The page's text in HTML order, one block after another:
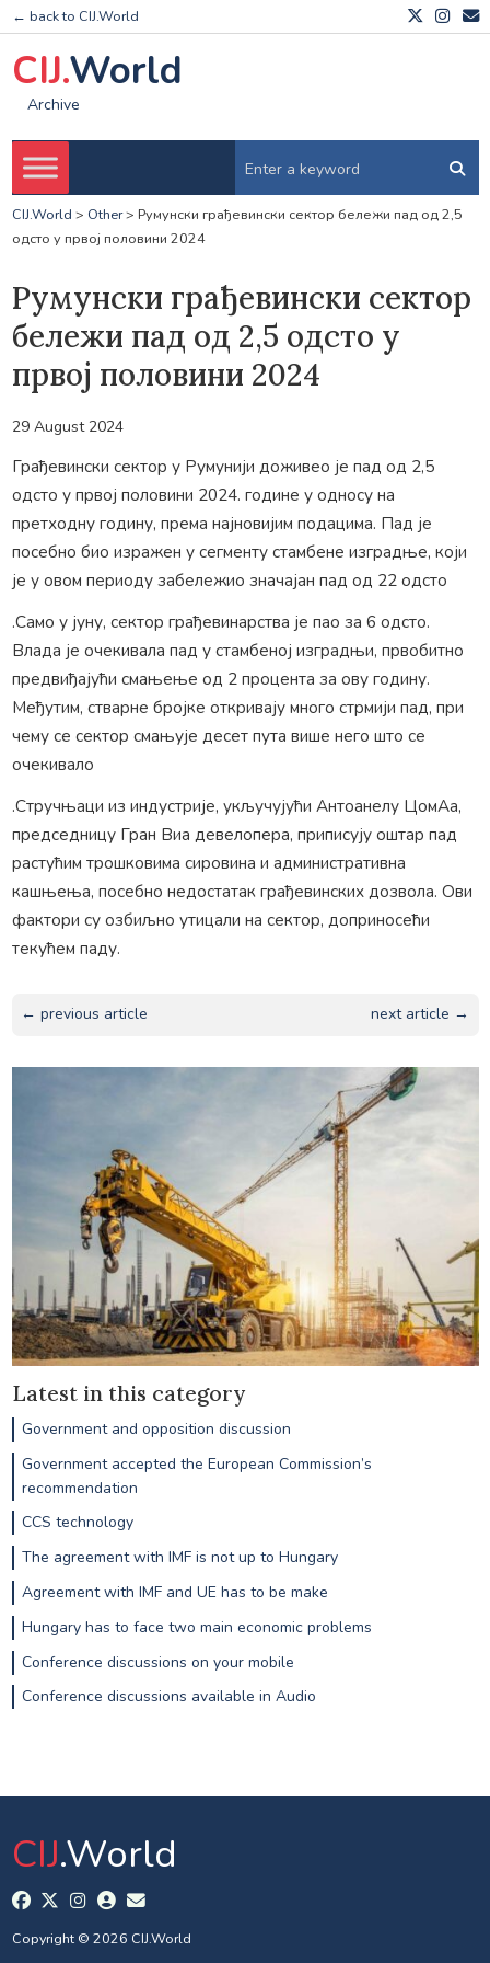
← back to CIJ.World
CIJ.World
Archive
CIJ.World > Other> Румунски грађевински сектор бележи пад од 2,5
одсто у првој половини 2024
Румунски грађевински сектор
бележи пад од 2,5 одсто у
првој половини 2024
29 August 2024
Грађевински сектор у Румунији доживео је пад од 2,5
одсто у првој половини 2024. године у односу на
претходну годину, према најновијим подацима. Пад је
посебно био изражен у сегменту стамбене изградње, који
је у овом периоду забележио значајан пад од 22 одсто
.Само у јуну, сектор грађевинарства је пао за 6 одсто.
Влада је очекивала пад у стамбеној изградњи, првобитно
предвиђајући смањење од 2 процента за ову годину.
Међутим, стварне бројке откривају много стрмији пад, при
чему се сектор смањује десет пута више него што се
очекивало
.Стручњаци из индустрије, укључујући Антоанелу ЦомАа,
председницу Гран Виа девелопера, приписују оштар пад
растућим трошковима сировина и административна
кашњења, посебно недостатак грађевинских дозвола. Ови
фактори су озбиљно утицали на сектор, доприносећи
текућем паду.
← previous article next article →
Latest in this category
Government and opposition discussion
Government accepted the European Commission’s
recommendation
CCS technology
The agreement with IMF is not up to Hungary
Agreement with IMF and UE has to be make
Hungary has to face two main economic problems
Conference discussions on your mobile
Conference discussions available in Audio
CIJ.World
Copyright © 2026 CIJ.World